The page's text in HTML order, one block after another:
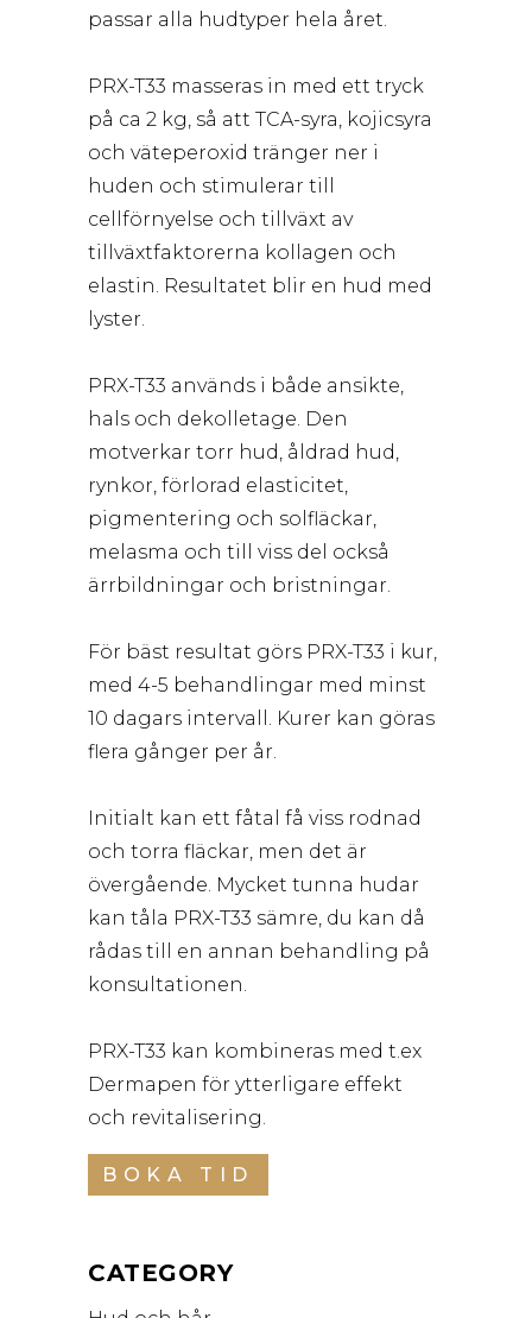
passar alla hudtyper hela året.
PRX-T33 masseras in med ett tryck
på ca 2 kg, så att TCA-syra, kojicsyra
och väteperoxid tränger ner i
huden och stimulerar till
cellförnyelse och tillväxt av
tillväxtfaktorerna kollagen och
elastin. Resultatet blir en hud med
lyster.
PRX-T33 används i både ansikte,
hals och dekolletage. Den
motverkar torr hud, åldrad hud,
rynkor, förlorad elasticitet,
pigmentering och solfläckar,
melasma och till viss del också
ärrbildningar och bristningar.
För bäst resultat görs PRX-T33 i kur,
med 4-5 behandlingar med minst
10 dagars intervall. Kurer kan göras
flera gånger per år.
Initialt kan ett fåtal få viss rodnad
och torra fläckar, men det är
övergående. Mycket tunna hudar
kan tåla PRX-T33 sämre, du kan då
rådas till en annan behandling på
konsultationen.
PRX-T33 kan kombineras med t.ex
Dermapen för ytterligare effekt
och revitalisering.
BOKA TID
CATEGORY